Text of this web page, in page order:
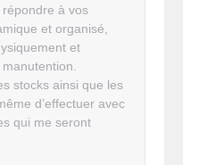
à vos
et organisé,
et
stocks ainsi que les
d’effectuer avec
qui me seront